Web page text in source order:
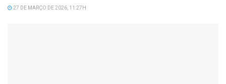
27 DE MARÇO DE 2026, 11:27H